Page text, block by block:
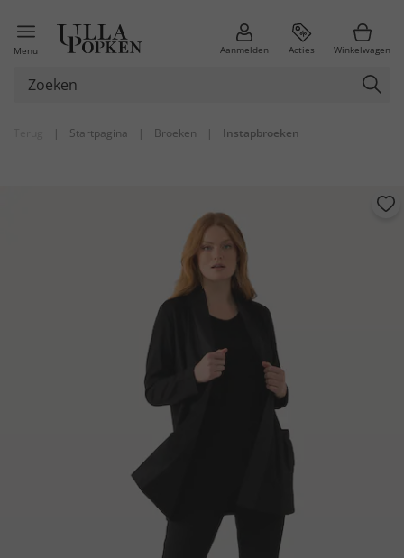
Menu Aanmelden Acties Winkelwagen
| Startpagina | Broeken | Instapbroeken